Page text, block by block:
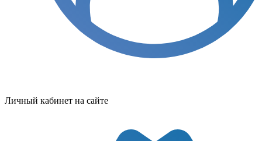
Личный кабинет на сайте